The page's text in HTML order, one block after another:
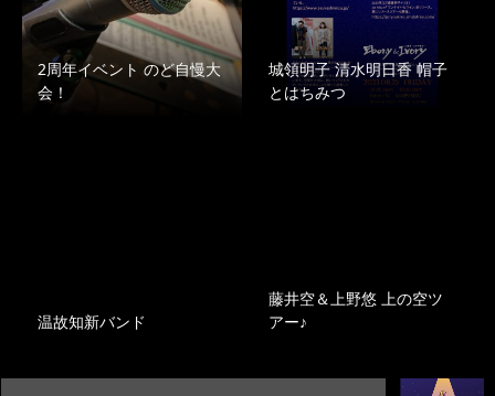
2周年イベント のど自慢大
会！
城領明子 清水明日香 帽子
とはちみつ
温故知新バンド
藤井空＆上野悠 上の空ツ
アー♪